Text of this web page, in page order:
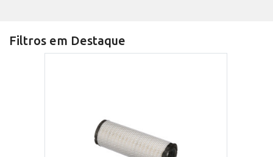
Filtros em Destaque